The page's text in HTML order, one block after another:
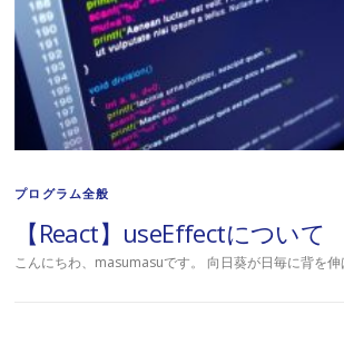
プログラム全般
【React】useEffectについて
こんにちわ、masumasuです。 向日葵が日毎に背を